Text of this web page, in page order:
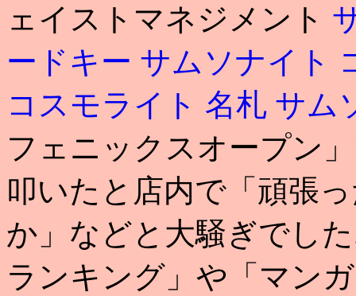
ェイストマネジメント
ードキー サムソナイト
コスモライト 名札 サム
フェニックスオープン
叩いたと店内で「頑張
か」などと大騒ぎでし
ランキング」や「マン